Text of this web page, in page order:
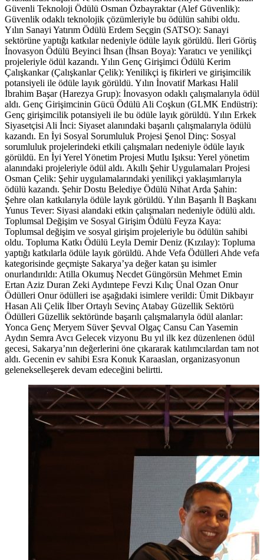
Güvenli Teknoloji Ödülü Osman Özbayraktar (Alef Güvenlik):
Güvenlik odaklı teknolojik çözümleriyle bu ödülün sahibi oldu.
Yılın Sanayi Yatırım Ödülü Erdem Seçgin (SATSO): Sanayi
sektörüne yaptığı katkılar nedeniyle ödüle layık görüldü. İleri Görüş
İnovasyon Ödülü Beyinci İhsan (İhsan Boya): Yaratıcı ve yenilikçi
projeleriyle ödül kazandı. Yılın Genç Girişimci Ödülü Kerim
Çalışkankar (Çalışkanlar Çelik): Yenilikçi iş fikirleri ve girişimcilik
potansiyeli ile ödüle layık görüldü. Yılın İnovatif Markası Halil
İbrahim Başar (Harezya Grup): İnovasyon odaklı çalışmalarıyla ödül
aldı. Genç Girişimcinin Gücü Ödülü Ali Coşkun (GLMK Endüstri):
Genç girişimcilik potansiyeli ile bu ödüle layık görüldü. Yılın Erkek
Siyasetçisi Ali İnci: Siyaset alanındaki başarılı çalışmalarıyla ödülü
kazandı. En İyi Sosyal Sorumluluk Projesi Şenol Dinç: Sosyal
sorumluluk projelerindeki etkili çalışmaları nedeniyle ödüle layık
görüldü. En İyi Yerel Yönetim Projesi Mutlu Işıksu: Yerel yönetim
alanındaki projeleriyle ödül aldı. Akıllı Şehir Uygulamaları Projesi
Osman Çelik: Şehir uygulamalarındaki yenilikçi yaklaşımlarıyla
ödülü kazandı. Şehir Dostu Belediye Ödülü Nihat Arda Şahin:
Şehre olan katkılarıyla ödüle layık görüldü. Yılın Başarılı İl Başkanı
Yunus Tever: Siyasi alandaki etkin çalışmaları nedeniyle ödülü aldı.
Toplumsal Değişim ve Sosyal Girişim Ödülü Feyza Kaya:
Toplumsal değişim ve sosyal girişim projeleriyle bu ödülün sahibi
oldu. Topluma Katkı Ödülü Leyla Demir Deniz (Kızılay): Topluma
yaptığı katkılarla ödüle layık görüldü. Ahde Vefa Ödülleri Ahde vefa
kategorisinde geçmişte Sakarya’ya değer katan şu isimler
onurlandırıldı: Atilla Okumuş Necdet Güngörsün Mehmet Emin
Ertan Aziz Duran Zeki Aydıntepe Fevzi Kılıç Ünal Ozan Onur
Ödülleri Onur ödülleri ise aşağıdaki isimlere verildi: Ümit Dikbayır
Hasan Ali Çelik İlber Ortaylı Sevinç Atabay Güzellik Sektörü
Ödülleri Güzellik sektöründe başarılı çalışmalarıyla ödül alanlar:
Yonca Genç Meryem Süver Şevval Olgaç Cansu Can Yasemin
Aydın Semra Avcı Gelecek vizyonu Bu yıl ilk kez düzenlenen ödül
gecesi, Sakarya’nın değerlerini öne çıkararak katılımcılardan tam not
aldı. Gecenin ev sahibi Esra Konuk Karaaslan, organizasyonun
gelenekselleşerek devam edeceğini belirtti.